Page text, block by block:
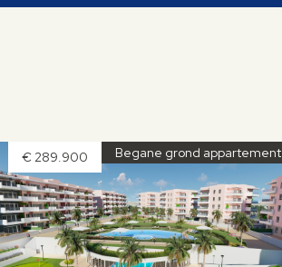
Begane grond appartement
€ 289.900